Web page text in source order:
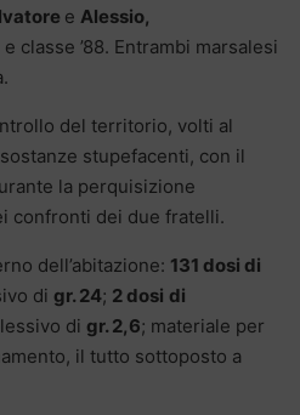
e Alessio,
classe ’88. Entrambi marsalesi
del territorio, volti al
stupefacenti, con il
la perquisizione
confronti dei due fratelli.
dell’abitazione: 131 dosi di
di gr. 24; 2 dosi di
di gr. 2,6; materiale per
il tutto sottoposto a